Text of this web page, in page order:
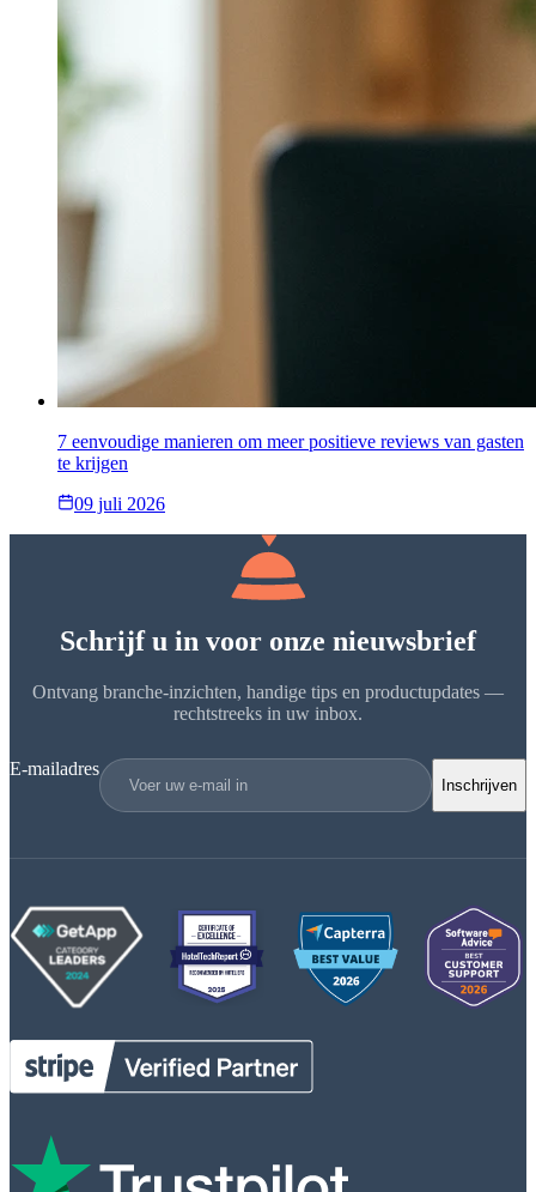
7 eenvoudige manieren om meer positieve reviews van gasten
te krijgen
09 juli 2026
Schrijf u in voor onze nieuwsbrief
Ontvang branche-inzichten, handige tips en productupdates —
rechtstreeks in uw inbox.
E-mailadres
Inschrijven